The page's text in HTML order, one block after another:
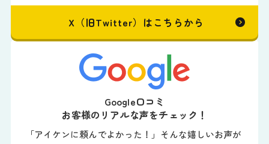
X（旧Twitter）はこちらから
Google口コミ
お客様のリアルな声をチェック！
「アイケンに頼んでよかった！」そんな嬉しいお声が